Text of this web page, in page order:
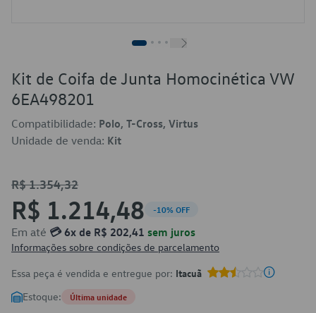
Kit de Coifa de Junta Homocinética VW
6EA498201
Compatibilidade: Polo, T-Cross, Virtus
Unidade de venda: Kit
R$ 1.354,32
R$ 1.214,48 -10% OFF
Em até 💳 6x de R$ 202,41 sem juros
Informações sobre condições de parcelamento
Essa peça é vendida e entregue por: Itacuã
Estoque: Última unidade